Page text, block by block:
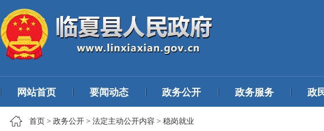
网站首页 要闻动态 政务公开 政务服务 政
首页 > 政务公开 > 法定主动公开内容 > 稳岗就业